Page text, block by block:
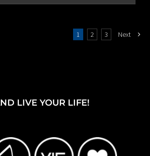
1 2 3 Next
LIVE YOUR LIFE!